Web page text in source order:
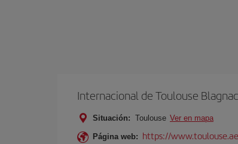
Internacional de Toulouse Blagnac
Situación: Toulouse Ver en mapa
Página web: https://